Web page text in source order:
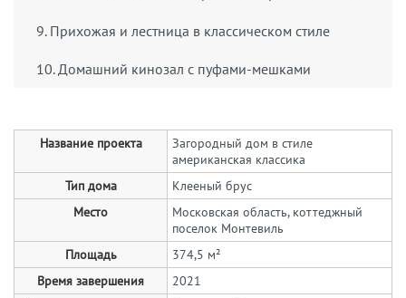
9. Прихожая и лестница в классическом стиле
10. Домашний кинозал с пуфами-мешками
Название проекта
Загородный дом в стиле
американская классика
Тип дома
Клееный брус
Место
Московская область, коттеджный
поселок Монтевиль
Площадь
374,5 м²
Время завершения
2021